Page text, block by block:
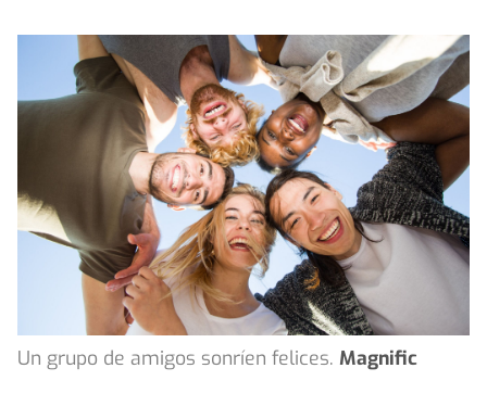
Un grupo de amigos sonríen felices. Magnific